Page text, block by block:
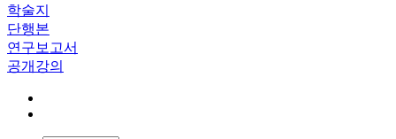
학술지
단행본
연구보고서
공개강의